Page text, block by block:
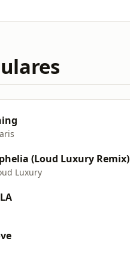
(Loud Luxury Remix)
Luxury